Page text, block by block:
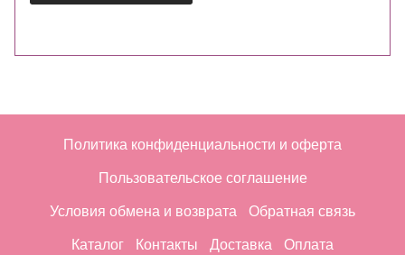
Политика конфиденциальности и оферта
Пользовательское соглашение
Условия обмена и возврата Обратная связь
Каталог Контакты Доставка Оплата